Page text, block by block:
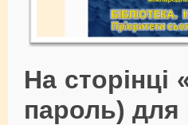
На сторінці
пароль) для